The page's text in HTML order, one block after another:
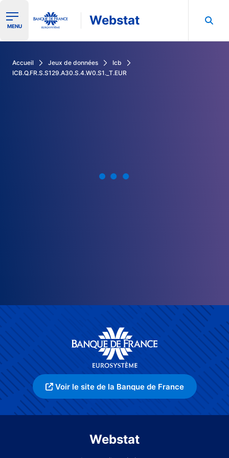
Ouvrir le menu de navigation
MENU Webstat
Accueil Jeux de données
Icb
ICB.Q.FR.S.S129.A30.S.4.W0.S1._T.EUR
Voir le site de la Banque de France
Webstat